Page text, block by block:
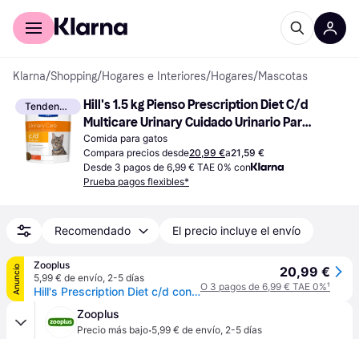
Comprar con Klarna
Klarna/Shopping/Hogares e Interiores/Hogares/Mascotas
Tendencia
Hill's 1.5 kg Pienso Prescription Diet C/d
Multicare Urinary Cuidado Urinario Para
Gatos De Pollo 1.5kg
Comida para gatos
Compara precios desde20,99 €a21,59 €
Desde 3 pagos de 6,99 € TAE 0% con
Prueba pagos flexibles*
Recomendado El precio incluye el envío
Anuncio
Zooplus
5,99 € de envío, 2-5 días
Hill's Prescription Diet c/d con pollo Urinary Care pienso para gatos - 1,5 kg
20,99 €
O 3 pagos de 6,99 € TAE 0%¹
Zooplus
Precio más bajo·5,99 € de envío, 2-5 días